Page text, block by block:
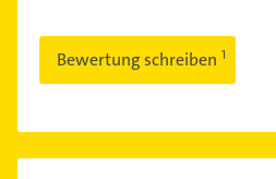
Bewertung schreiben